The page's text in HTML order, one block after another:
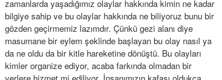
zamanlarda yaşadığımız olaylar hakkında kimin ne kadar
bilgiye sahip ve bu olaylar hakkında ne biliyoruz bunu bir
gözden geçirmemiz lazımdır. Çünkü gezi alanı diye
masumane bir eylem şeklinde başlayan bu olay nasıl ya
da ne oldu da bir kitle hareketine dönüştü. Bu olayları
kimler organize ediyor, acaba farkında olmadan bir